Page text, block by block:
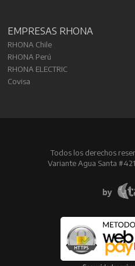
EMPRESAS RHONA
RHONA Chile
RHONA Perú
RHONA ELECTRIC
Covisa
Todos los derechos
Variante Agua Santa